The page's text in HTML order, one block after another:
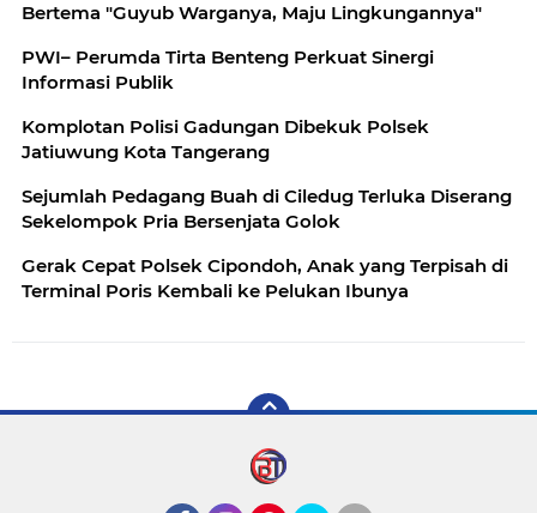
Bertema "Guyub Warganya, Maju Lingkungannya"
PWI– Perumda Tirta Benteng Perkuat Sinergi
Informasi Publik
Komplotan Polisi Gadungan Dibekuk Polsek
Jatiuwung Kota Tangerang
Sejumlah Pedagang Buah di Ciledug Terluka Diserang
Sekelompok Pria Bersenjata Golok
Gerak Cepat Polsek Cipondoh, Anak yang Terpisah di
Terminal Poris Kembali ke Pelukan Ibunya